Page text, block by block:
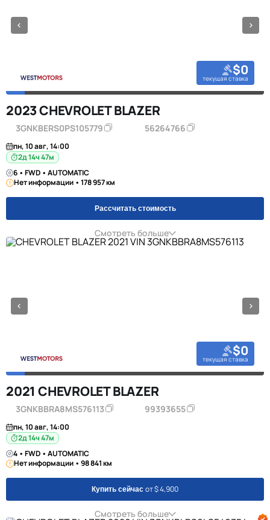
$0
текущая ставка
2023 CHEVROLET BLAZER
3GNKBERS0PS105779 56264766
пн, 10 авг, 14:00
2д 14ч 47м
6 • FWD • AUTOMATIC
Нет информации • 178 957 км
Рассчитать стоимость
Смотреть больше
$0
текущая ставка
2021 CHEVROLET BLAZER
3GNKBBRA8MS576113 99393655
пн, 10 авг, 14:00
2д 14ч 47м
4 • FWD • AUTOMATIC
Нет информации • 98 841 км
Купить сейчас от $ 4,900
Смотреть больше